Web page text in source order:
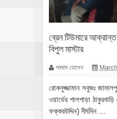
ব্রেন টিউমারে
বিপুল মাস্টার
সাদ্দাম হোসেন
রোকনুজ্জামান সবুজঃ
ওয়ার্ডের পালপাড়া
ফক্করউদ্দিন) দীর্ঘদিন ...